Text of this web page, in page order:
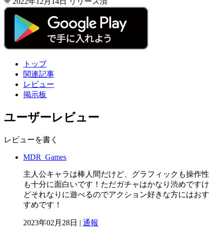
トップ
関連記事
レビュー
掲示板
ユーザーレビュー
レビューを書く
MDR_Games
主人公キャラは棒人間だけど、グラフィックも操作性
も十分に面白いです！ただガチャはかなり渋めですけ
どそれなりに遊べるのでアクション好きな方にはおす
すめです！
2023年02月28日 | 通報